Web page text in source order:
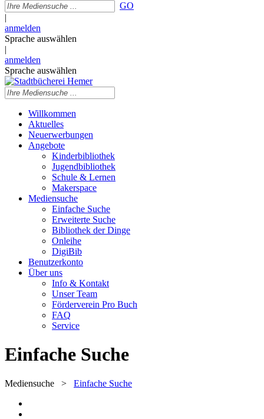
GO
|
anmelden
Sprache auswählen
|
anmelden
Sprache auswählen
Willkommen
Aktuelles
Neuerwerbungen
Angebote
Kinderbibliothek
Jugendbibliothek
Schule & Lernen
Makerspace
Mediensuche
Einfache Suche
Erweiterte Suche
Bibliothek der Dinge
Onleihe
DigiBib
Benutzerkonto
Über uns
Info & Kontakt
Unser Team
Förderverein Pro Buch
FAQ
Service
Einfache Suche
Mediensuche > Einfache Suche